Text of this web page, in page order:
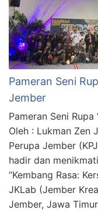
Pameran Seni
Jember
Pameran Seni Rupa
Oleh : Lukman Zen
Perupa Jember
hadir dan
“Kembang Rasa:
JKLab (Jember
Jember, Jawa